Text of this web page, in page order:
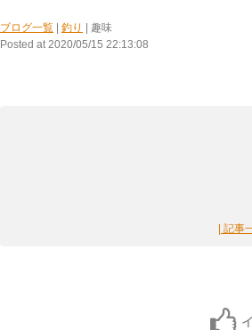
ブログ一覧 釣り
| 趣味
Posted at 2020/05/15 22:13:08
| 記事